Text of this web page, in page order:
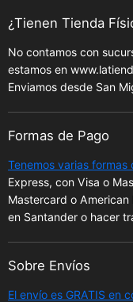
¿Tienen Tienda
No contamos con
estamos en
Enviamos desde San
Formas de Pago
Tenemos varias formas
Express, con Visa o
Mastercard o
en Santander o hacer
Sobre Envíos
El envío es GRATIS en